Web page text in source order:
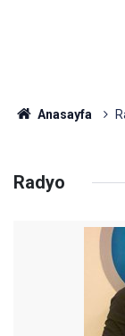
Anasayfa
Radyo